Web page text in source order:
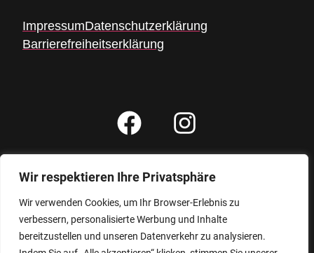
Wir respektieren Ihre Privatsphäre
Wir verwenden Cookies, um Ihr Browser-Erlebnis zu
verbessern, personalisierte Werbung und Inhalte
bereitzustellen und unseren Datenverkehr zu analysieren.
ImpressumDatenschutzerklärung
Barrierefreiheitserklärung
Gesamtbesucher: 6380
Besucher heute: 10